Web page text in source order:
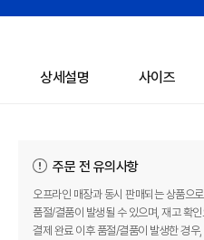
상세설명 사이즈
주문 전 유의사항
오프라인 매장과 동시 판매되는 상품으
품절/결품이 발생될 수 있으며, 재고 확
결제 완료 이후 품절/결품이 발생한 경